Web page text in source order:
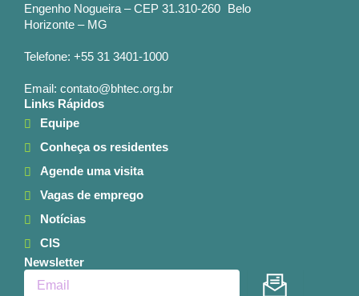
Engenho Nogueira – CEP 31.310-260 Belo
Horizonte – MG
Telefone: +55 31 3401-1000
Email: contato@bhtec.org.br
Links Rápidos
Equipe
Conheça os residentes
Agende uma visita
Vagas de emprego
Notícias
CIS
Newsletter
Enviar